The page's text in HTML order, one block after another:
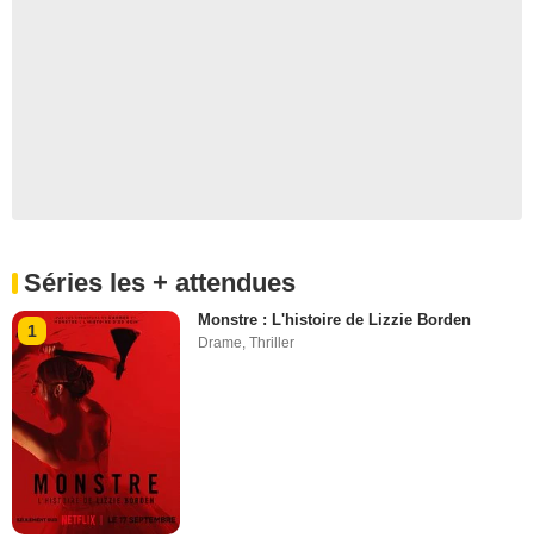
Séries les + attendues
1
Monstre : L'histoire de Lizzie Borden
Drame ,Thriller